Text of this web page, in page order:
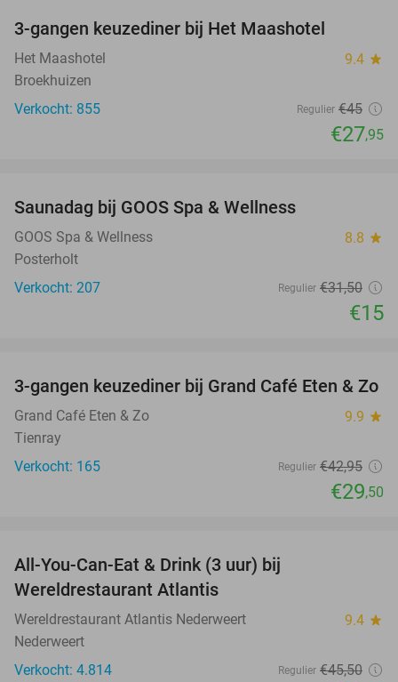
3-gangen keuzediner bij Het Maashotel
Het Maashotel 9.4 star
Broekhuizen
Verkocht: 855
Regulier €45
€27,95
Saunadag bij GOOS Spa & Wellness
GOOS Spa & Wellness 8.8 star
Posterholt
Verkocht: 207
Regulier €31,50
€15
31%
3-gangen keuzediner bij Grand Café Eten & Zo
Grand Café Eten & Zo 9.9 star
Tienray
Verkocht: 165
Regulier €42,95
€29,50
All-You-Can-Eat & Drink (3 uur) bij
Wereldrestaurant Atlantis
Wereldrestaurant Atlantis Nederweert 9.4 star
Nederweert
Verkocht: 4.814
Regulier €45,50